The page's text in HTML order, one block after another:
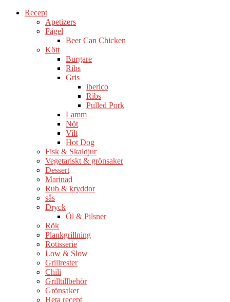
Recept
Apetizers
Fågel
Beer Can Chicken
Kött
Burgare
Ribs
Gris
iberico
Ribs
Pulled Pork
Lamm
Nöt
Vilt
Hot Dog
Fisk & Skaldjur
Vegetariskt & grönsaker
Dessert
Marinad
Rub & kryddor
sås
Dryck
Öl & Pilsner
Rök
Plankgrillning
Rotisserie
Low & Slow
Grillrester
Chili
Grilltillbehör
Grönsaker
Heta recept